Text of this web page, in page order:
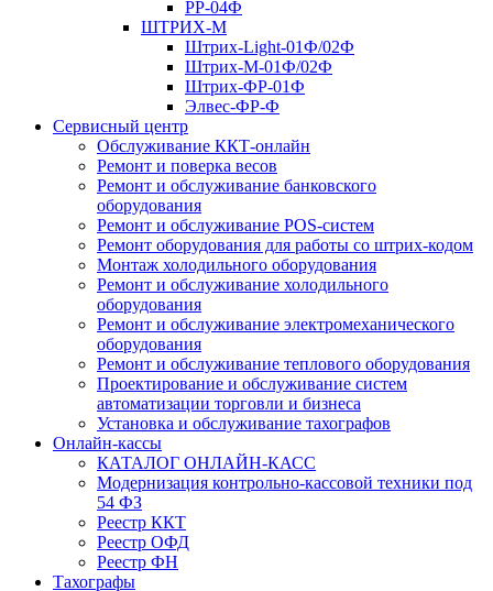
РР-04Ф
ШТРИХ-М
Штрих-Light-01Ф/02Ф
Штрих-М-01Ф/02Ф
Штрих-ФР-01Ф
Элвес-ФР-Ф
Сервисный центр
Обслуживание ККТ-онлайн
Ремонт и поверка весов
Ремонт и обслуживание банковского
оборудования
Ремонт и обслуживание POS-систем
Ремонт оборудования для работы со штрих-кодом
Монтаж холодильного оборудования
Ремонт и обслуживание холодильного
оборудования
Ремонт и обслуживание электромеханического
оборудования
Ремонт и обслуживание теплового оборудования
Проектирование и обслуживание систем
автоматизации торговли и бизнеса
Установка и обслуживание тахографов
Онлайн-кассы
КАТАЛОГ ОНЛАЙН-КАСС
Модернизация контрольно-кассовой техники под
54 ФЗ
Реестр ККТ
Реестр ОФД
Реестр ФН
Тахографы